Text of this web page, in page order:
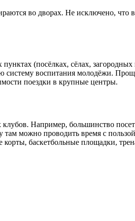
во дворах. Не исключено,
(посёлках, сёлах,
воспитания молодёжи.
поездки в крупные центры.
Например, большинство
можно проводить время с
баскетбольные площадки,